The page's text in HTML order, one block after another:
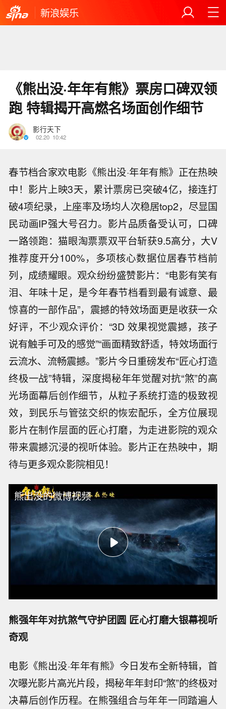
新浪娱乐
《熊出没·年年有熊》票房口碑双领
跑 特辑揭开高燃名场面创作细节
影行天下
02.20 10:42
春节档合家欢电影《熊出没·年年有熊》正在热映
中！影片上映3天，累计票房已突破4亿，接连打
破4项纪录，上座率及场均人次稳居top2，尽显国
民动画IP强大号召力。影片品质备受认可，口碑
一路领跑：猫眼淘票票双平台斩获9.5高分，大V
推荐度开分100%，多项核心数据位居春节档前
列，成绩耀眼。观众纷纷盛赞影片：“电影有笑有
泪、年味十足，是今年春节档看到最有诚意、最
惊喜的一部作品”，震撼的特效场面更是收获一众
好评，不少观众评价：“3D 效果视觉震撼，孩子
说有触手可及的感觉”“画面精致舒适，特效场面行
云流水、流畅震撼。”影片今日重磅发布“匠心打造
终极一战”特辑，深度揭秘年年觉醒对抗“煞”的高
光场面幕后创作细节，从粒子系统打造的极致视
效，到民乐与管弦交织的恢宏配乐，全方位展现
影片在制作层面的匠心打磨，为走进影院的观众
带来震撼沉浸的视听体验。影片正在热映中，期
待与更多观众影院相见！
熊出没的微博视频
熊强年年对抗煞气守护团圆 匠心打磨大银幕视听
奇观
电影《熊出没·年年有熊》今日发布全新特辑，首
次曝光影片高光片段，揭秘年年封印“煞”的终极对
决幕后创作历程。在熊强组合与年年一同踏遍人